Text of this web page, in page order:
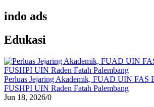
indo ads
Edukasi
Perluas Jejaring Akademik, FUAD UIN FAS
FUSHPI UIN Raden Fatah Palembang
Jun 18, 2026/0